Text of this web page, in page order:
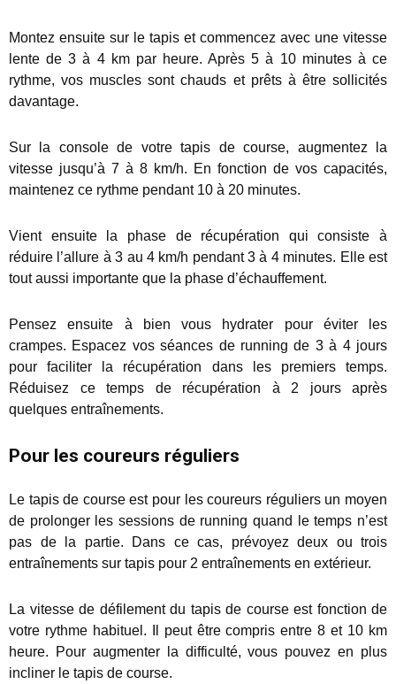
Montez ensuite sur le tapis et commencez avec une vitesse
lente de 3 à 4 km par heure. Après 5 à 10 minutes à ce
rythme, vos muscles sont chauds et prêts à être sollicités
davantage.
Sur la console de votre tapis de course, augmentez la
vitesse jusqu’à 7 à 8 km/h. En fonction de vos capacités,
maintenez ce rythme pendant 10 à 20 minutes.
Vient ensuite la phase de récupération qui consiste à
réduire l’allure à 3 au 4 km/h pendant 3 à 4 minutes. Elle est
tout aussi importante que la phase d’échauffement.
Pensez ensuite à bien vous hydrater pour éviter les
crampes. Espacez vos séances de running de 3 à 4 jours
pour faciliter la récupération dans les premiers temps.
Réduisez ce temps de récupération à 2 jours après
quelques entraînements.
Pour les coureurs réguliers
Le tapis de course est pour les coureurs réguliers un moyen
de prolonger les sessions de running quand le temps n’est
pas de la partie. Dans ce cas, prévoyez deux ou trois
entraînements sur tapis pour 2 entraînements en extérieur.
La vitesse de défilement du tapis de course est fonction de
votre rythme habituel. Il peut être compris entre 8 et 10 km
heure. Pour augmenter la difficulté, vous pouvez en plus
incliner le tapis de course.